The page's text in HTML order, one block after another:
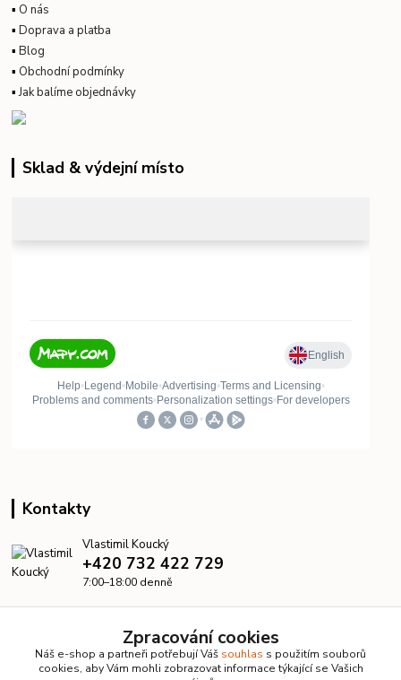
▪ O nás
▪Doprava a platba
▪Blog
▪ Obchodní podmínky
▪Jak balíme objednávky
Sklad & výdejní místo
Kontakty
Vlastimil Koucký
+420 732 422 729
7:00–18:00 denně
Zpracování cookies
Náš e-shop a partneři potřebují Váš souhlas s použitím souborů
cookies, aby Vám mohli zobrazovat informace týkající se Vašich